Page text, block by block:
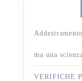
ma una
VERIFICHE